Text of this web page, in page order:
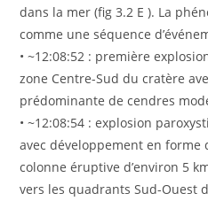
dans la mer (fig 3.2 E ). La
comme une séquence
• ~12:08:52 : première
zone Centre-Sud du cratère
prédominante de cendres
• ~12:08:54 : explosion
avec développement en forme
colonne éruptive d’environ 5
vers les quadrants Sud-Ouest